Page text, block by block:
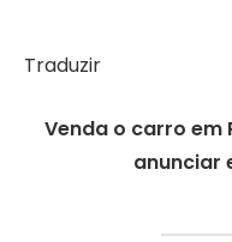
Traduzir
Venda o carro
anunciar